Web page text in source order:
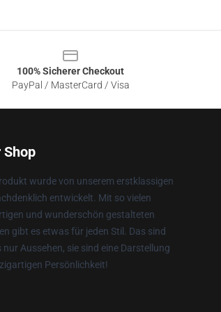
100% Sicherer Checkout
PayPal / MasterCard / Visa
Shop
wurde von unserem erstklassigen
entwickelt. Mit so vielen
und wunderschön gestalteten
gibt es etwas für jeden Stil. Das sind
nur Aussehen, sie sind eine Darstellung
Persönlichkeit!